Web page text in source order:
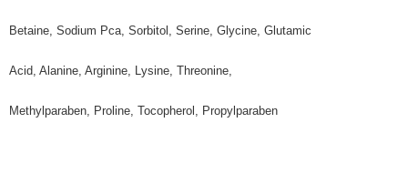
Betaine, Sodium Pca, Sorbitol, Serine, Glycine, Glutamic
Acid, Alanine, Arginine, Lysine, Threonine,
Methylparaben, Proline, Tocopherol, Propylparaben